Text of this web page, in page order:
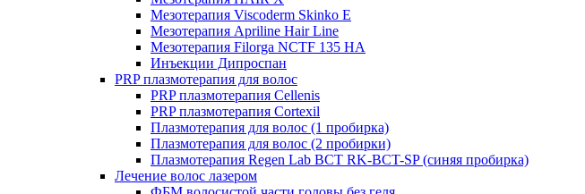
Мезотерапия Viscoderm Skinko E
Мезотерапия Apriline Hair Line
Мезотерапия Filorga NCTF 135 HA
Инъекции Дипроспан
PRP плазмотерапия для волос
PRP плазмотерапия Cellenis
PRP плазмотерапия Cortexil
Плазмотерапия для волос (1 пробирка)
Плазмотерапия для волос (2 пробирки)
Плазмотерапия Regen Lab BCT RK-BCT-SP (синяя пробирка)
Лечение волос лазером